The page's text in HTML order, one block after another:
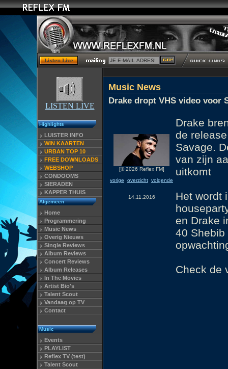
LISTEN LIVE
Highlights
LUISTER INFO
WIN KAARTEN
URBAN TOP 10
FREE DOWNLOADS
WEBSHOP
CONDOOMS
SIERADEN
KAPPER THUIS
Algemeen
Home
Programmering
Music News
Overig Nieuws
Single Reviews
Album Reviews
Concert Reviews
Album Releases
In The Movies
Artist Bio's
Talent Scout
Vandaag op TV
Contact
Music
Events
PLAYLIST
Reflex TV (test)
Talent Scout
Music News
Drake dropt VHS video voor
[© 2026 Reflex FM]
vorige
overzicht volgende
14.11.2016
Drake
de
Savage.
van zijn
uitkomt
Het wordt
en Drake
40 Shebib
Check de